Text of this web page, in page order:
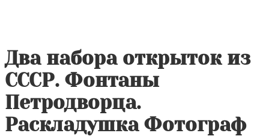
Два набора открыток из
СССР. Фонтаны
Петродворца.
Раскладушка Фотограф